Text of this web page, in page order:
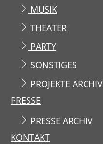
MUSIK
THEATER
PARTY
SONSTIGES
PROJEKTE ARCHIV
PRESSE
PRESSE ARCHIV
KONTAKT